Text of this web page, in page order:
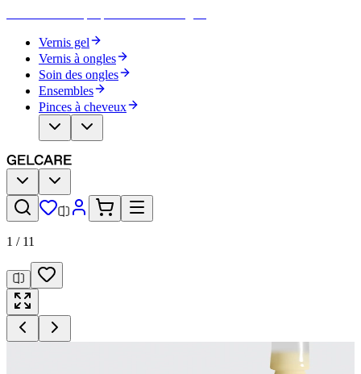
Vernis gel
Vernis à ongles
Soin des ongles
Ensembles
Pinces à cheveux
1 / 11